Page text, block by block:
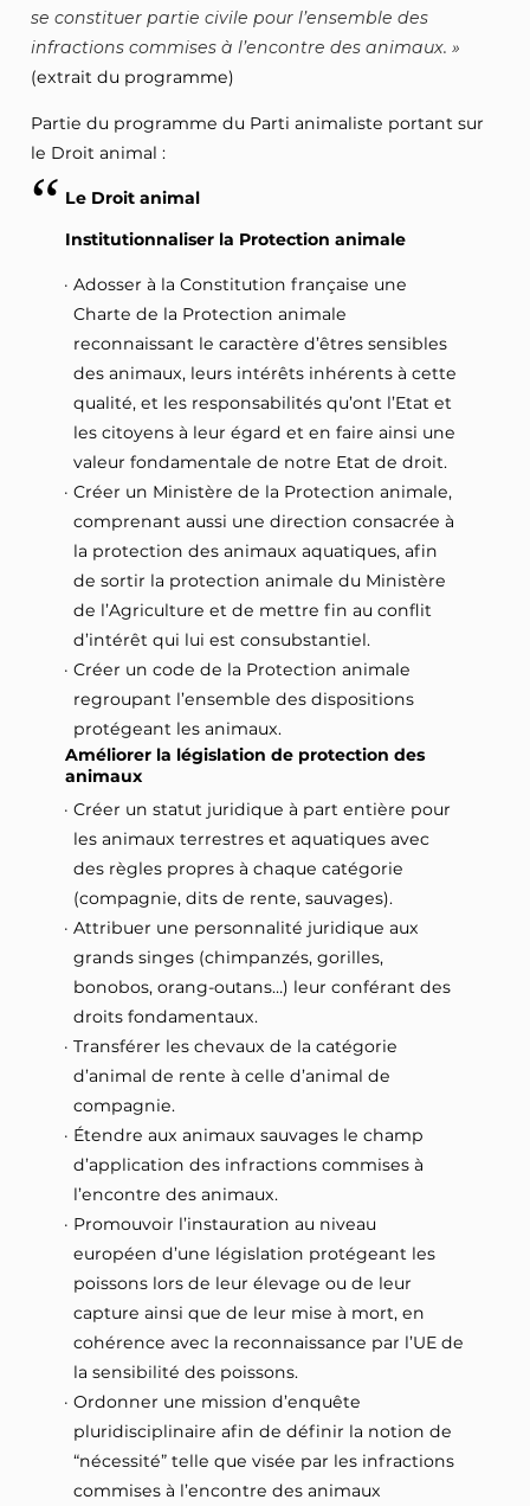
se constituer partie civile pour l’ensemble des
infractions commises à l’encontre des animaux.
(extrait du programme)
Partie du programme du Parti animaliste portant sur
le Droit animal :
Le Droit animal
Institutionnaliser la Protection animale
Adosser à la Constitution française une
Charte de la Protection animale
reconnaissant le caractère d’êtres sensibles
des animaux, leurs intérêts inhérents à cette
qualité, et les responsabilités qu’ont l’Etat et
les citoyens à leur égard et en faire ainsi une
valeur fondamentale de notre Etat de droit.
Créer un Ministère de la Protection animale,
comprenant aussi une direction consacrée à
la protection des animaux aquatiques, afin
de sortir la protection animale du Ministère
de l’Agriculture et de mettre fin au conflit
d’intérêt qui lui est consubstantiel.
Créer un code de la Protection animale
regroupant l’ensemble des dispositions
protégeant les animaux.
Améliorer la législation de protection des
animaux
Créer un statut juridique à part entière pour
les animaux terrestres et aquatiques avec
des règles propres à chaque catégorie
(compagnie, dits de rente, sauvages).
Attribuer une personnalité juridique aux
grands singes (chimpanzés, gorilles,
bonobos, orang-outans…) leur conférant des
droits fondamentaux.
Transférer les chevaux de la catégorie
d’animal de rente à celle d’animal de
compagnie.
Étendre aux animaux sauvages le champ
d’application des infractions commises à
l’encontre des animaux.
Promouvoir l’instauration au niveau
européen d’une législation protégeant les
poissons lors de leur élevage ou de leur
capture ainsi que de leur mise à mort, en
cohérence avec la reconnaissance par l’UE de
la sensibilité des poissons.
Ordonner une mission d’enquête
pluridisciplinaire afin de définir la notion de
“nécessité” telle que visée par les infractions
commises à l’encontre des animaux